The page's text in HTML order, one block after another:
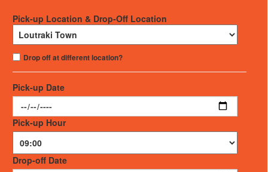
Pick-up Location & Drop-Off Location
Drop off at different location?
Pick-up Date
Pick-up Hour
Drop-off Date